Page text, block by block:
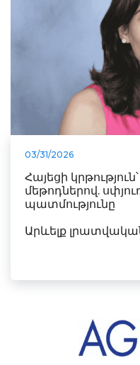
03/31/2026
Հայեցի
մեթոդներով.
պատմությունը
Արևելք